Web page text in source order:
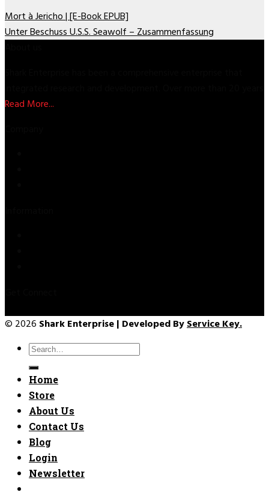
Mort à Jericho | [E-Book EPUB]
Unter Beschuss U.S.S. Seawolf – Zusammenfassung
Read More...
© 2026 Shark Enterprise | Developed ByService Key.
Search
for:
Home
Store
About Us
Contact Us
Blog
Login
Newsletter